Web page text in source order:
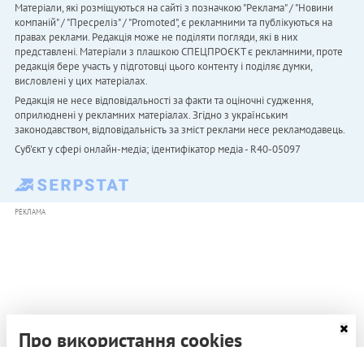
Матеріали, які розміщуються на сайті з позначкою "Реклама" / "Новини
компаній" / "Пресреліз" / "Promoted", є рекламними та публікуються на
правах реклами. Редакція може не поділяти погляди, які в них
представлені. Матеріали з плашкою СПЕЦПРОЄКТ є рекламними, проте
редакція бере участь у підготовці цього контенту і поділяє думки,
висловлені у цих матеріалах.
Редакція не несе відповідальності за факти та оціночні судження,
оприлюднені у рекламних матеріалах. Згідно з українським
законодавством, відповідальність за зміст реклами несе рекламодавець.
Cуб'єкт у сфері онлайн-медіа; ідентифікатор медіа - R40-05097
РЕКЛАМА
Про використання cookies